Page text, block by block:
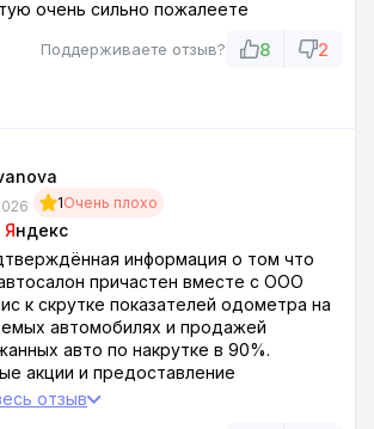
рейкой которая стоит около тридцати
натяжные ролики гудят
очень сильно пожалеете
Поддерживаете отзыв? 8 2
1Очень плохо
Яндекс
информация о том что
причастен вместе с ООО
к скрутке показателей одометра на
автомобилях и продажей
авто по накрутке в 90%.
акции и предоставление
допов под видом новых.
отзыв